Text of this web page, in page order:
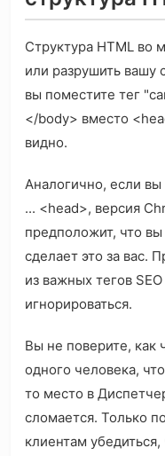
Структура HTML во
или разрушить вашу
вы поместите тег
</body> вместо
видно.
Аналогично, если вы
... <head>, версия
предположит, что вы
сделает это за вас.
из важных тегов
игнорироваться.
Вы не поверите, как
одного человека,
то место в
сломается. Только
клиентам